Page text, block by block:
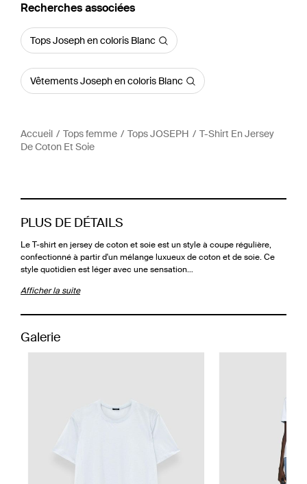
Recherches associées
Tops Joseph en coloris Blanc
Vêtements Joseph en coloris Blanc
Accueil Tops femme Tops JOSEPH
T-Shirt En Jersey
De Coton Et Soie
PLUS DE DÉTAILS
Le T-shirt en jersey de coton et soie est un style à coupe régulière,
confectionné à partir d'un mélange luxueux de coton et de soie. Ce
style quotidien est léger avec une sensation…
Afficher la suite
Galerie